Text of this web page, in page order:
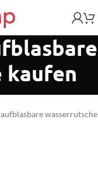
kaufen
wasserrutsche